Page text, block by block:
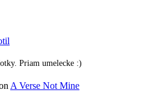
Priam umelecke :)
A Verse Not Mine